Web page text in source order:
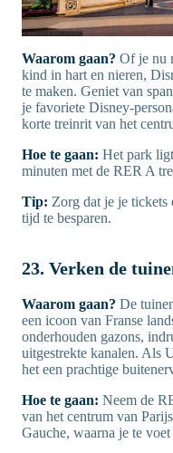
Waarom gaan? Of je nu
kind in hart en nieren,
te maken. Geniet van
je favoriete Disney-
korte treinrit van het
Hoe te gaan: Het park
minuten met de RER A
Tip: Zorg dat je je tickets
tijd te besparen.
23. Verken de
Waarom gaan? De
een icoon van Franse
onderhouden gazons,
uitgestrekte kanalen. Als
het een prachtige
Hoe te gaan: Neem de
van het centrum van
Gauche, waarna je te